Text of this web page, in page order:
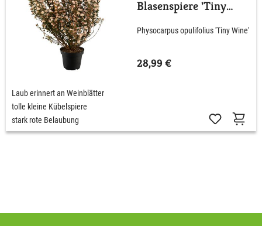
Blasenspiere 'Tiny
Physocarpus opulifolius 'Tiny Wine'
28,99 €
Laub erinnert an Weinblätter
tolle kleine Kübelspiere
stark rote Belaubung